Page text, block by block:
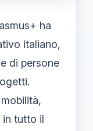
ha
italiano,
di persone
in tutto il